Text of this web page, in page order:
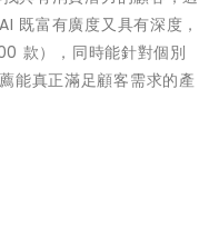
既富有廣度又具有深度，
款），同時能針對個別
能真正滿足顧客需求的產